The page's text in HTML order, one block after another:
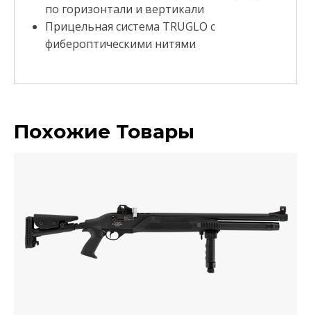
по горизонтали и вертикали
Прицельная система TRUGLO с
фибероптическими нитями
Похожие Товары